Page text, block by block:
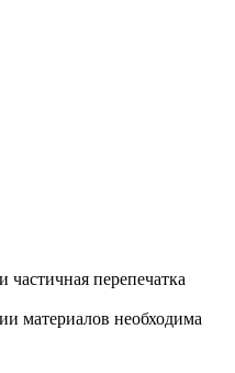
перепечатка
материалов необходима